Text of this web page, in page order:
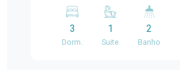
suíte Sacada com churrasqueira
posição solar e ventilação
Ambientes bem distribuídos
3
Dorm.
1
Suite
2
Banho